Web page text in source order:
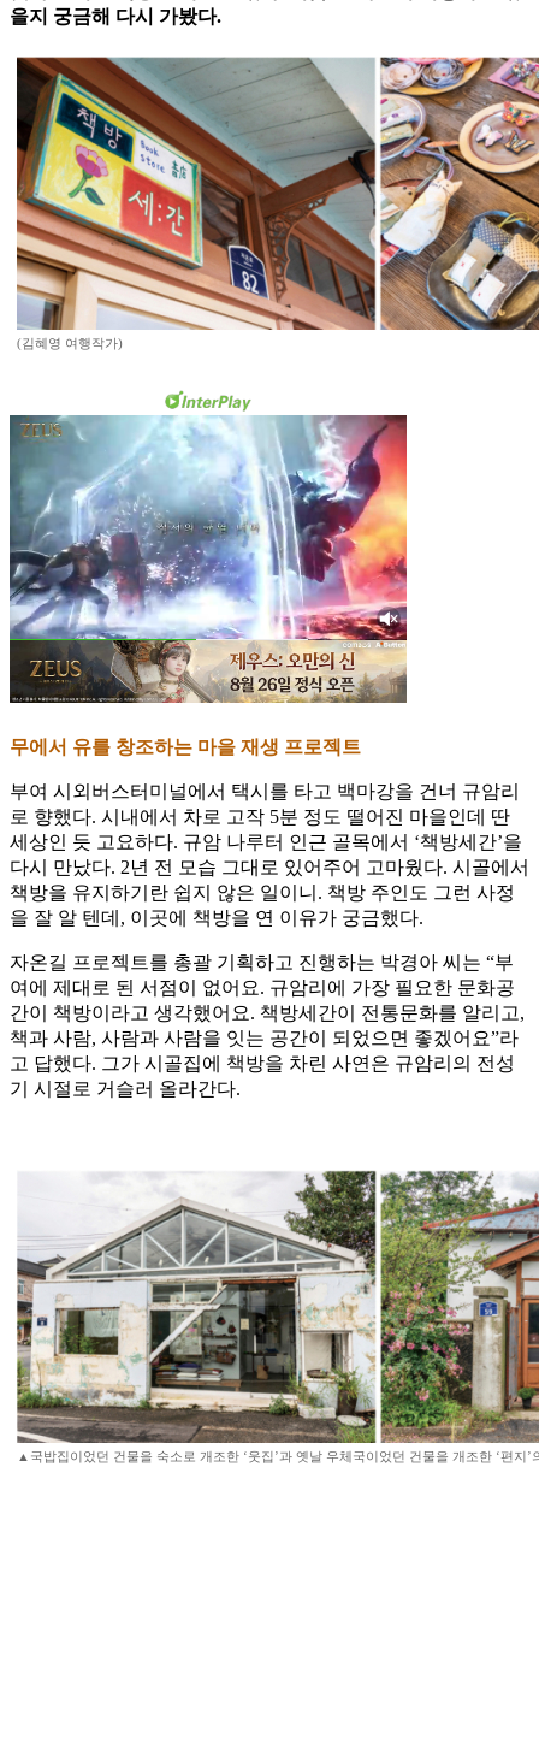
을지 궁금해 다시 가봤다.
(김혜영 여행작가)
무에서 유를 창조하는 마을 재생 프로젝트
부여 시외버스터미널에서 택시를 타고 백마강을 건너 규암리
로 향했다. 시내에서 차로 고작 5분 정도 떨어진 마을인데 딴
세상인 듯 고요하다. 규암 나루터 인근 골목에서 ‘책방세간’을
다시 만났다. 2년 전 모습 그대로 있어주어 고마웠다. 시골에서
책방을 유지하기란 쉽지 않은 일이니. 책방 주인도 그런 사정
을 잘 알 텐데, 이곳에 책방을 연 이유가 궁금했다.
자온길 프로젝트를 총괄 기획하고 진행하는 박경아 씨는 “부
여에 제대로 된 서점이 없어요. 규암리에 가장 필요한 문화공
간이 책방이라고 생각했어요. 책방세간이 전통문화를 알리고,
책과 사람, 사람과 사람을 잇는 공간이 되었으면 좋겠어요”라
고 답했다. 그가 시골집에 책방을 차린 사연은 규암리의 전성
기 시절로 거슬러 올라간다.
▲국밥집이었던 건물을 숙소로 개조한 ‘웃집’과 옛날 우체국이었던 건물을 개조한 ‘편지